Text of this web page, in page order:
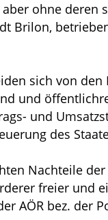
ohne deren
Brilon,
sich von
und
und
des
Nachteile
freier und
AÖR bez. der